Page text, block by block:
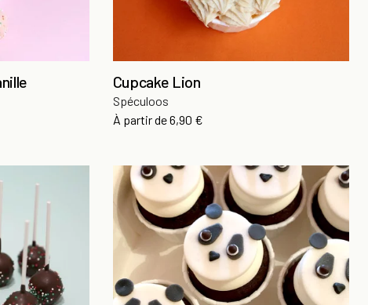
Cupcake Lion
Spéculoos
À partir dePrix
6,90 €